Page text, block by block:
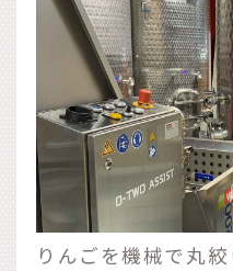
りんごを機械で丸